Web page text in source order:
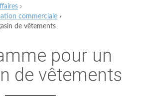
›
commerciale ›
de vêtements
pour un
de vêtements